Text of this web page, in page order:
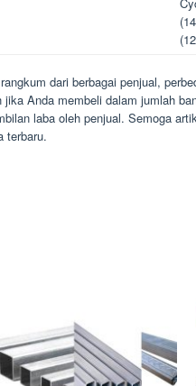
dari berbagai penjual,
Anda membeli dalam jumlah
laba oleh penjual. Semoga
terbaru.